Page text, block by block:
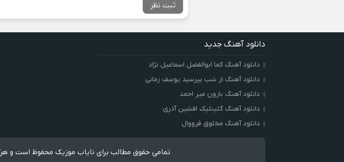
ثبت نظر
دانلود آهنگ جدید
دانلود آهنگ کما ابوالفضل اسماعیل نژاد
دانلود آهنگ از شب بپرسید یوسف زمانی
دانلود آهنگ بارون میر احمد
دانلود آهنگ گلینلیک افشین آذری
دانلود آهنگ مخلوق فرووال
تمامی حقوق مطالب برای نایاب موزیک محفوظ است و